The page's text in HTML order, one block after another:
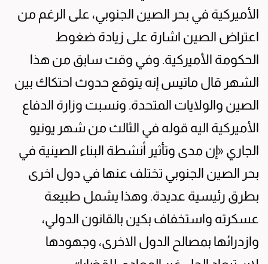
الأميركية في بحر الصين الجنوبي، على الرغم من
اعتراض الصين اشارة على زيادة ضغوط
الحكومة الأميركية. وفي وقت سابق من هذا
الشهر قال ماتيس إنه يتوقع حدوث احتكاك بين
الصين والولايات المتحدة. ونسبت وزارة الدفاع
الأميركية اليه قوله في الثالث من شهر يونيو
الجاري «إن مدى وتأثير أنشطة البناء الصينية في
بحر الصين الجنوبي تختلف عنها في دول اخرى
بطرق رئيسية عديدة. وهذا يشمل طبيعة
عسكرته واستخفاف بكين بالقانون الدولي،
وازدرائها بمصالح الدول الاخرى، وجهودها